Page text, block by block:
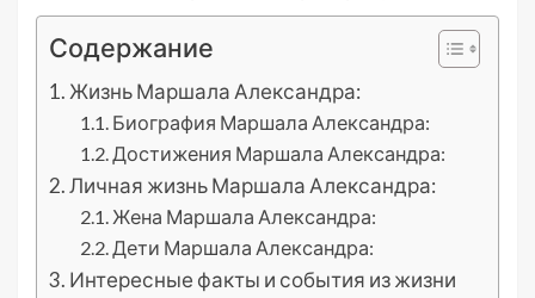
Содержание
Жизнь Маршала Александра:
Биография Маршала Александра:
Достижения Маршала Александра:
Личная жизнь Маршала Александра:
Жена Маршала Александра:
Дети Маршала Александра:
Интересные факты и события из жизни